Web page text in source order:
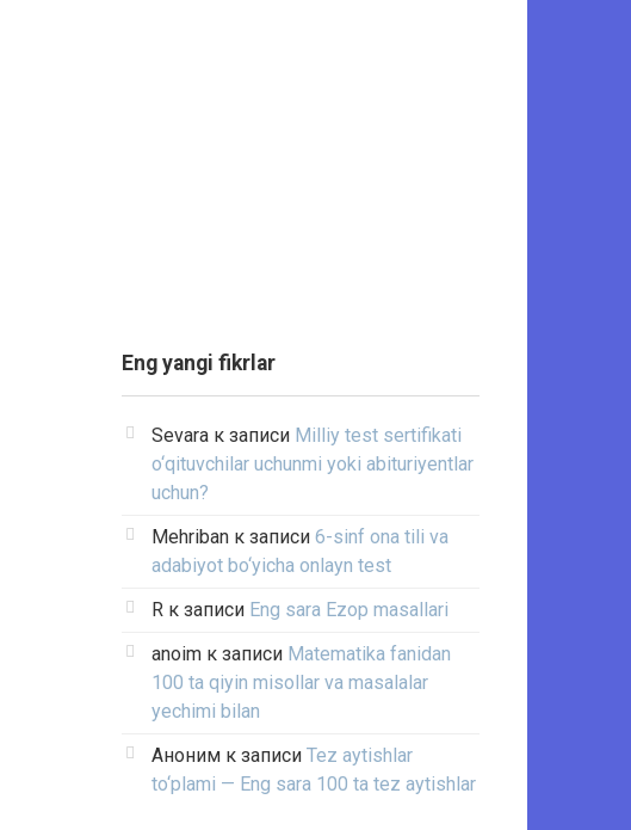
Eng yangi fikrlar
Sevara к записи Milliy test sertifikati
o‘qituvchilar uchunmi yoki abituriyentlar
uchun?
Mehriban к записи 6-sinf ona tili va
adabiyot bo‘yicha onlayn test
R к записи Eng sara Ezop masallari
anoim к записи Matematika fanidan
100 ta qiyin misollar va masalalar
yechimi bilan
Аноним к записи Tez aytishlar
to‘plami — Eng sara 100 ta tez aytishlar